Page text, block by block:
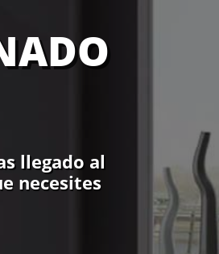
llegado al
necesites